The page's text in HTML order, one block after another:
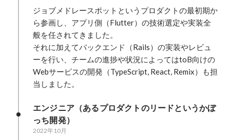
ジョブメドレースポットというプロダクトの最初期か
ら参画し、アプリ側（Flutter）の技術選定や実装全
般を任されてきました。
それに加えてバックエンド（Rails）の実装やレビュ
ーを行い、チームの進捗や状況によってはtoB向けの
Webサービスの開発（TypeScript, React, Remix）も担
当しました。
エンジニア（あるプロダクトのリードというかぼ
っち開発）
2022年10月